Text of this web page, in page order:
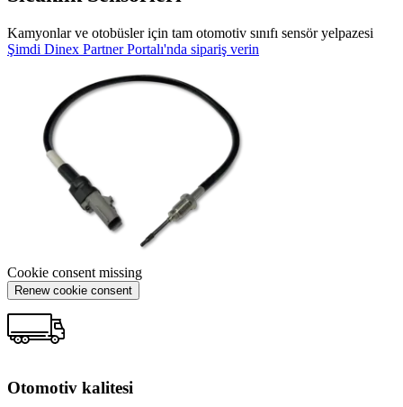
Kamyonlar ve otobüsler için tam otomotiv sınıfı sensör yelpazesi
Şimdi Dinex Partner Portalı'nda sipariş verin
Cookie consent missing
Renew cookie consent
Otomotiv kalitesi